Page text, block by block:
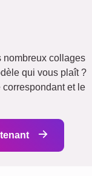
nombreux collages
qui vous plaît ?
et le